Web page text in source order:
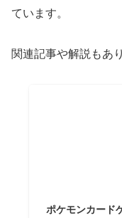
ています。
関連記事や解説もあ
ポケモンカード